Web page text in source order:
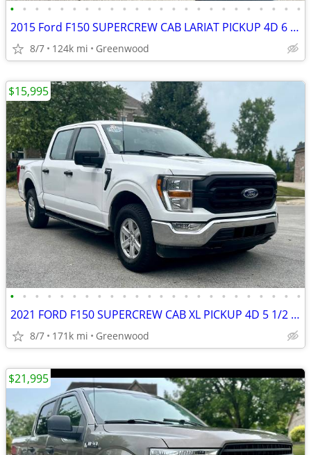
• • • • • • • • • • • • • • • • • • • • • • • •
2015 Ford F150 SUPERCREW CAB LARIAT PICKUP 4D 6 1/2 FT
8/7 124k mi Greenwood
• • • • • • • • • • • • • • • • • • • • • • • •
2021 FORD F150 SUPERCREW CAB XL PICKUP 4D 5 1/2 FT
8/7 171k mi Greenwood
$15,995
$21,995